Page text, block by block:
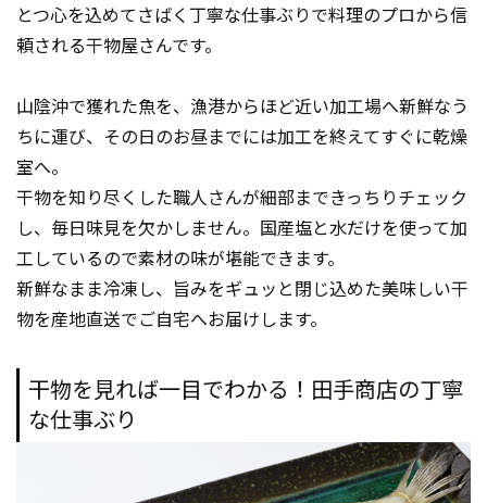
とつ心を込めてさばく丁寧な仕事ぶりで料理のプロから信
頼される干物屋さんです。
山陰沖で獲れた魚を、漁港からほど近い加工場へ新鮮なう
ちに運び、その日のお昼までには加工を終えてすぐに乾燥
室へ。
干物を知り尽くした職人さんが細部まできっちりチェック
し、毎日味見を欠かしません。国産塩と水だけを使って加
工しているので素材の味が堪能できます。
新鮮なまま冷凍し、旨みをギュッと閉じ込めた美味しい干
物を産地直送でご自宅へお届けします。
干物を見れば一目でわかる！田手商店の丁寧
な仕事ぶり